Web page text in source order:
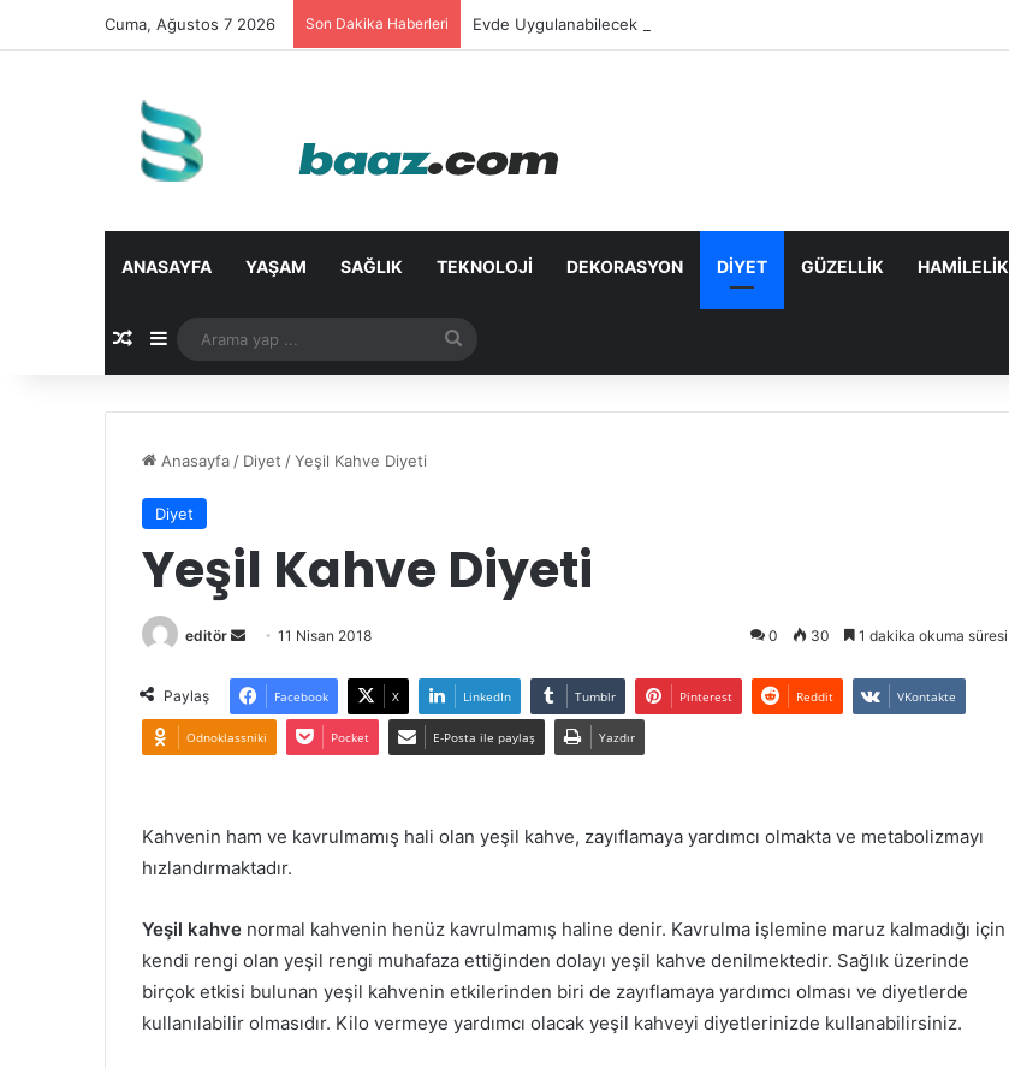
Cuma, Ağustos 7 2026 Son Dakika Haberleri Evde Uygulanabilecek Leke Karşıtı Maskeler
ANASAYFA YAŞAM SAĞLIK TEKNOLOJI DEKORASYON DIYET GÜZELLIK HAMILELIK
Rastgele Makale
Kenar Bölmesi
yap
Anasayfa / Diyet /Yeşil Kahve Diyeti
Diyet
Yeşil Kahve Diyeti
editör
Bir
posta
göndermek
11 Nisan 2018 0 30 1 dakika okuma süresi
Paylaş Facebook X LinkedIn Tumblr Pinterest Reddit VKontakte
Odnoklassniki Pocket E-Posta ile paylaş Yazdır
Kahvenin ham ve kavrulmamış hali olan yeşil kahve, zayıflamaya yardımcı olmakta ve metabolizmayı
hızlandırmaktadır.
Yeşil kahve normal kahvenin henüz kavrulmamış haline denir. Kavrulma işlemine maruz kalmadığı için
kendi rengi olan yeşil rengi muhafaza ettiğinden dolayı yeşil kahve denilmektedir. Sağlık üzerinde
birçok etkisi bulunan yeşil kahvenin etkilerinden biri de zayıflamaya yardımcı olması ve diyetlerde
kullanılabilir olmasıdır. Kilo vermeye yardımcı olacak yeşil kahveyi diyetlerinizde kullanabilirsiniz.